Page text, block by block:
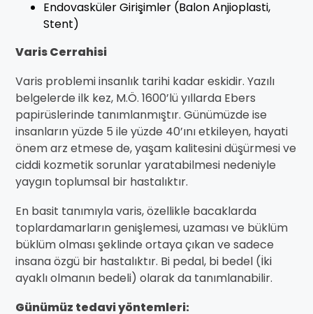
Endovasküler Girişimler (Balon Anjioplasti,
Stent)
Varis Cerrahisi
Varis problemi insanlık tarihi kadar eskidir. Yazılı
belgelerde ilk kez, M.Ö. 1600’lü yıllarda Ebers
papirüslerinde tanımlanmıştır. Günümüzde ise
insanların yüzde 5 ile yüzde 40’ını etkileyen, hayati
önem arz etmese de, yaşam kalitesini düşürmesi ve
ciddi kozmetik sorunlar yaratabilmesi nedeniyle
yaygın toplumsal bir hastalıktır.
En basit tanımıyla varis, özellikle bacaklarda
toplardamarların genişlemesi, uzaması ve büklüm
büklüm olması şeklinde ortaya çıkan ve sadece
insana özgü bir hastalıktır. Bi pedal, bi bedel (İki
ayaklı olmanın bedeli) olarak da tanımlanabilir.
Günümüz tedavi yöntemleri: